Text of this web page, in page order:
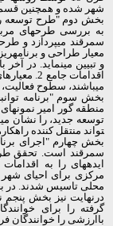
شهر شده و همچنین
بخش دوم "طرح توسعه
سمرقند می­پردازد و
معیار طراحی و
می­باشند، سطوح
بخش سوم "برنامه
منطقه گور امیر
تواند منتقل کننده
بخش چهارم "اجرای
سمرقند است. تحقق طرح
ایده­های را به
مرکزی برای احیای
محلی تاسیس شدند. در
درنهایت نیز بخش پنجم
گرفته را برای
باارزشی را خوانندگان